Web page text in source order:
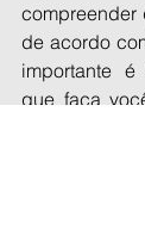
compreender
de acordo
importante
que faça